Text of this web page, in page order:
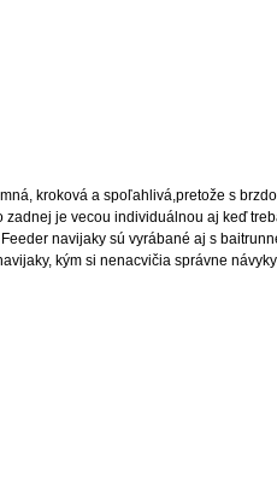
kroková a spoľahlivá,pretože s
je vecou individuálnou aj keď
navijaky sú vyrábané aj s
kým si nenacvičia správne